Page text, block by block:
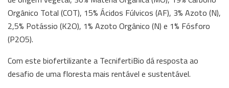
Orgânico Total (COT), 15% Ácidos Fúlvicos (AF), 3% Azoto (N),
2,5% Potássio (K2O), 1% Azoto Orgânico (N) e 1% Fósforo
(P2O5).
Com este biofertilizante a TecnifertiBio dá resposta ao
desafio de uma floresta mais rentável e sustentável.